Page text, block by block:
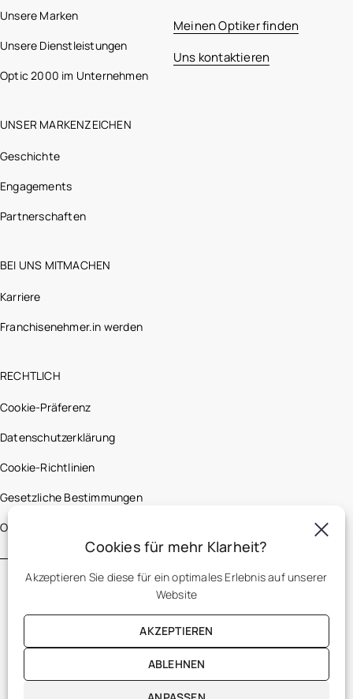
Unsere Marken
Unsere Dienstleistungen
Optic 2000 im Unternehmen
UNSER MARKENZEICHEN
Geschichte
Engagements
Partnerschaften
BEI UNS MITMACHEN
Karriere
Franchisenehmer.in werden
RECHTLICH
Cookie-Präferenz
Datenschutzerklärung
Cookie-Richtlinien
Gesetzliche Bestimmungen
Optic 2000 France
Meinen Optiker finden
Uns kontaktieren
DE
Cookies für mehr Klarheit?
Akzeptieren Sie diese für ein optimales Erlebnis auf unserer
Website
AKZEPTIEREN
ABLEHNEN